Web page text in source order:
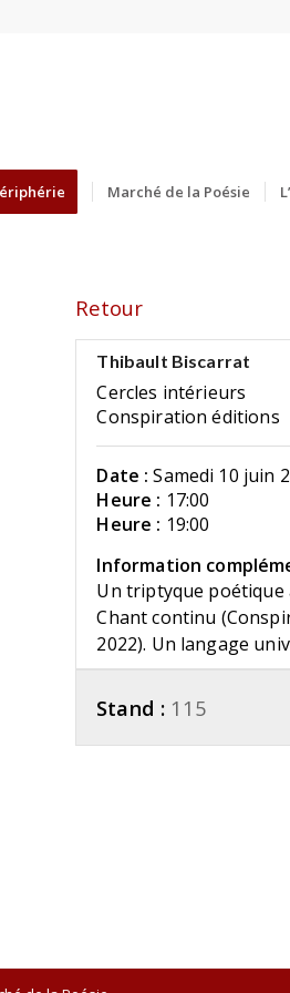
Marché de la Poésie
Retour
Thibault Biscarrat
Cercles intérieurs
Conspiration éditions
Date : Samedi 10 juin
Heure : 17:00
Heure : 19:00
Information
Un triptyque
Chant continu
2022). Un langage
Stand : 115